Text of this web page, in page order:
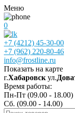
Меню
0
+7 (4212) 45-30-00
+7 (962) 220-80-46
info@frostline.ru
Показать на карте
г.Хабаровск ул.
Время работы:
Пн-Пт (09.00 - 18.00)
Сб. (09.00 - 14.00)